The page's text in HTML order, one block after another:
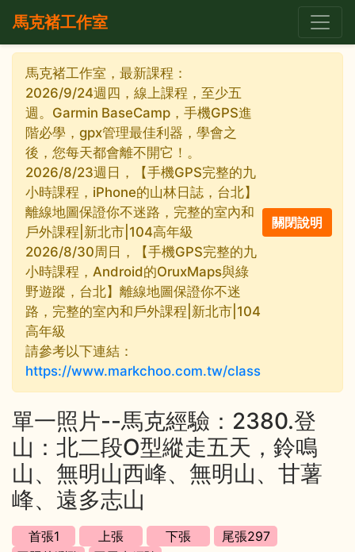
馬克褚工作室
馬克褚工作室，最新課程：
2026/9/24週四，線上課程，至少五
週。Garmin BaseCamp，手機GPS進
階必學，gpx管理最佳利器，學會之
後，您每天都會離不開它！。
2026/8/23週日，【手機GPS完整的九
小時課程，iPhone的山林日誌，台北】
離線地圖保證你不迷路，完整的室內和
戶外課程|新北市|104高年級
2026/8/30周日，【手機GPS完整的九
小時課程，Android的OruxMaps與綠
野遊蹤，台北】離線地圖保證你不迷
路，完整的室內和戶外課程|新北市|104
高年級
請參考以下連結：
https://www.markchoo.com.tw/class
單一照片--馬克經驗：2380.登
山：北二段O型縱走五天，鈴鳴
山、無明山西峰、無明山、甘薯
峰、遠多志山